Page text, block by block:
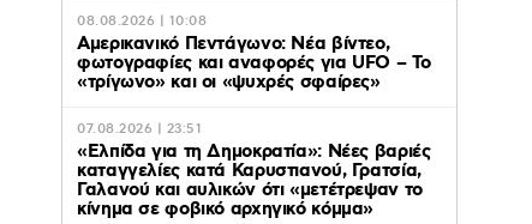
08.08.2026 | 10:08
Αμερικανικό Πεντάγωνο: Νέα βίντεο,
φωτογραφίες και αναφορές για UFO – Το
«τρίγωνο» και οι «ψυχρές σφαίρες»
07.08.2026 | 23:51
«Ελπίδα για τη Δημοκρατία»: Νέες βαριές
καταγγελίες κατά Καρυστιανού, Γρατσία,
Γαλανού και αυλικών ότι «μετέτρεψαν το
κίνημα σε φοβικό αρχηγικό κόμμα»